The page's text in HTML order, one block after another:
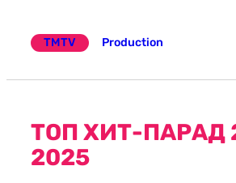
TMTV
Production
ТОП ХИТ-ПАРАД
2025